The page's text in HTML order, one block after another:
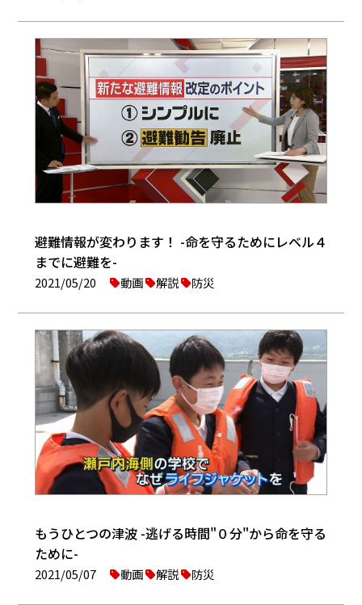
避難情報が変わります！ -命を守るためにレベル４
までに避難を-
2021/05/20 動画 解説 防災
もうひとつの津波 -逃げる時間"０分"から命を守る
ために-
2021/05/07 動画 解説 防災